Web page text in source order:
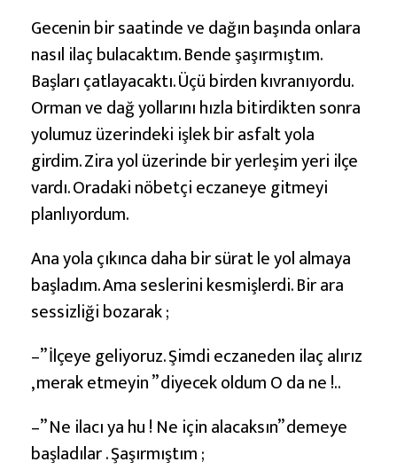
Gecenin bir saatinde ve dağın başında onlara
nasıl ilaç bulacaktım. Bende şaşırmıştım.
Başları çatlayacaktı. Üçü birden kıvranıyordu.
Orman ve dağ yollarını hızla bitirdikten sonra
yolumuz üzerindeki işlek bir asfalt yola
girdim. Zira yol üzerinde bir yerleşim yeri ilçe
vardı. Oradaki nöbetçi eczaneye gitmeyi
planlıyordum.
Ana yola çıkınca daha bir sürat le yol almaya
başladım. Ama seslerini kesmişlerdi. Bir ara
sessizliği bozarak ;
–” İlçeye geliyoruz. Şimdi eczaneden ilaç alırız
, merak etmeyin ” diyecek oldum O da ne !..
–” Ne ilacı ya hu ! Ne için alacaksın” demeye
başladılar . Şaşırmıştım ;